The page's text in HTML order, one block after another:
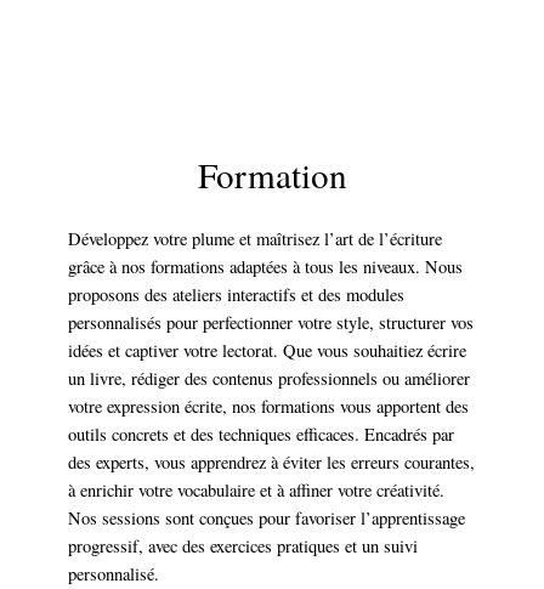
Formation
Développez votre plume et maîtrisez l’art de l’écriture
grâce à nos formations adaptées à tous les niveaux. Nous
proposons des ateliers interactifs et des modules
personnalisés pour perfectionner votre style, structurer vos
idées et captiver votre lectorat. Que vous souhaitiez écrire
un livre, rédiger des contenus professionnels ou améliorer
votre expression écrite, nos formations vous apportent des
outils concrets et des techniques efficaces. Encadrés par
des experts, vous apprendrez à éviter les erreurs courantes,
à enrichir votre vocabulaire et à affiner votre créativité.
Nos sessions sont conçues pour favoriser l’apprentissage
progressif, avec des exercices pratiques et un suivi
personnalisé.